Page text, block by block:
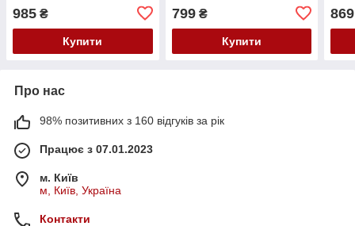
985 ₴
Купити
799₴
Купити
869
Про нас
98% позитивних з 160 відгуків за рік
Працює з 07.01.2023
м. Київ
м, Київ, Україна
Контакти